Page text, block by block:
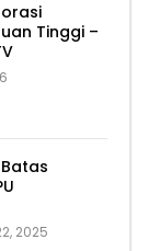
Tinggi –
2025